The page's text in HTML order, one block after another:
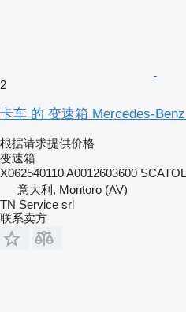
2
卡车 的 变速箱 Mercedes-
根据请求提供价格
变速箱
X062540110 A0012603600
意大利, Montoro (AV)
TN Service srl
联系卖方